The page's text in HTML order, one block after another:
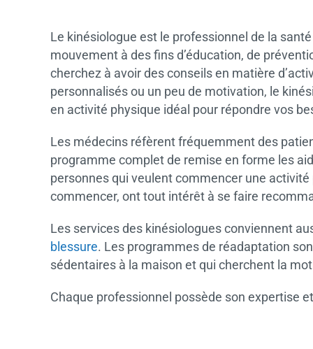
Le kinésiologue est le professionnel de la
mouvement à des fins d’éducation, de
cherchez à avoir des conseils en matière
personnalisés ou un peu de motivation, le
en activité physique idéal pour répondre vos
Les médecins réfèrent fréquemment des
programme complet de remise en forme les
personnes qui veulent commencer une
commencer, ont tout intérêt à se faire
Les services des kinésiologues conviennent
blessure. Les programmes de réadaptation
sédentaires à la maison et qui cherchent la
Chaque professionnel possède son expertise